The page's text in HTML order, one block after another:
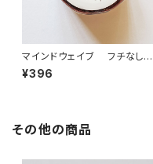
マインドウェイブ フチなしマ
スキングテープ 95444 純喫茶
¥396
その他の商品